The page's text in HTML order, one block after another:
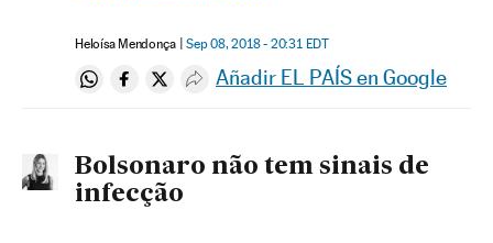
Heloísa Mendonça Sep 08, 2018 - 20:31 EDT
Compartir en Whatsapp
Compartir en Facebook
Compartir en Twitter
Desplegar Redes Sociales
Añadir EL PAÍS en Google
Bolsonaro não tem sinais de
infecção